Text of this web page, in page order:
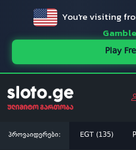
You're visiting
Play
პროვაიდერები: EGT (135)